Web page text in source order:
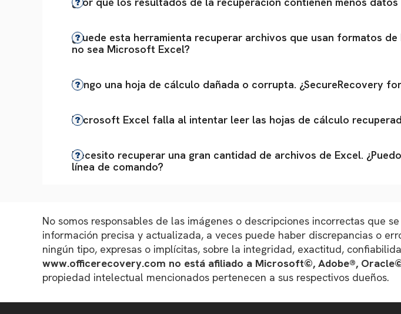
¿Puede esta herramienta recuperar archivos que usan formatos
no sea Microsoft Excel?
Tengo una hoja de cálculo dañada o corrupta. ¿SecureRecovery
Microsoft Excel falla al intentar leer las hojas de cálculo
Necesito recuperar una gran cantidad de archivos de Excel.
línea de comando?
No somos responsables de las imágenes o descripciones incorrectas que
información precisa y actualizada, a veces puede haber discrepancias o
ningún tipo, expresas o implícitas, sobre la integridad, exactitud,
www.officerecovery.com no está afiliado a Microsoft©, Adobe®,
propiedad intelectual mencionados pertenecen a sus respectivos dueños.